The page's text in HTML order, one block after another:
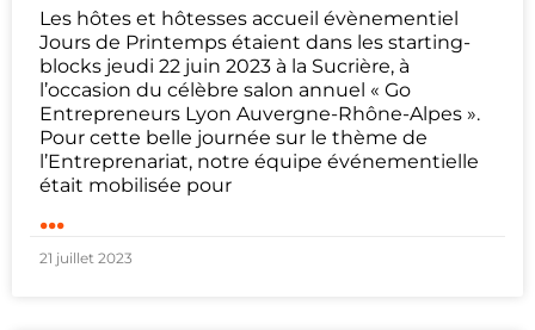
Les hôtes et hôtesses accueil évènementiel
Jours de Printemps étaient dans les starting-
blocks jeudi 22 juin 2023 à la Sucrière, à
l’occasion du célèbre salon annuel « Go
Entrepreneurs Lyon Auvergne-Rhône-Alpes ».
Pour cette belle journée sur le thème de
l’Entreprenariat, notre équipe événementielle
était mobilisée pour
...
21 juillet 2023